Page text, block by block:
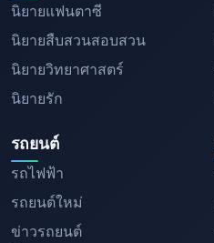
นิยายแฟนตาซี
นิยายสืบสวนสอบสวน
นิยายวิทยาศาสตร์
นิยายรัก
รถยนต์
รถไฟฟ้า
รถยนต์ใหม่
ข่าวรถยนต์